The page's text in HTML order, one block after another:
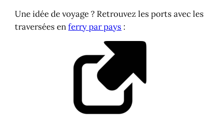
Une idée de voyage ? Retrouvez les ports avec les
traversées enferry par pays :